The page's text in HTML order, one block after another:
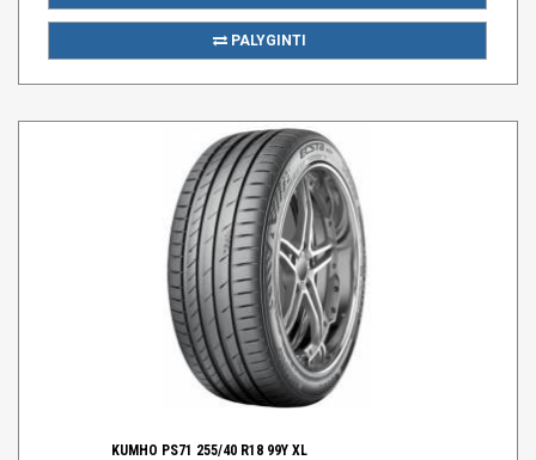
PALYGINTI
KUMHO PS71 255/40 R18 99Y XL